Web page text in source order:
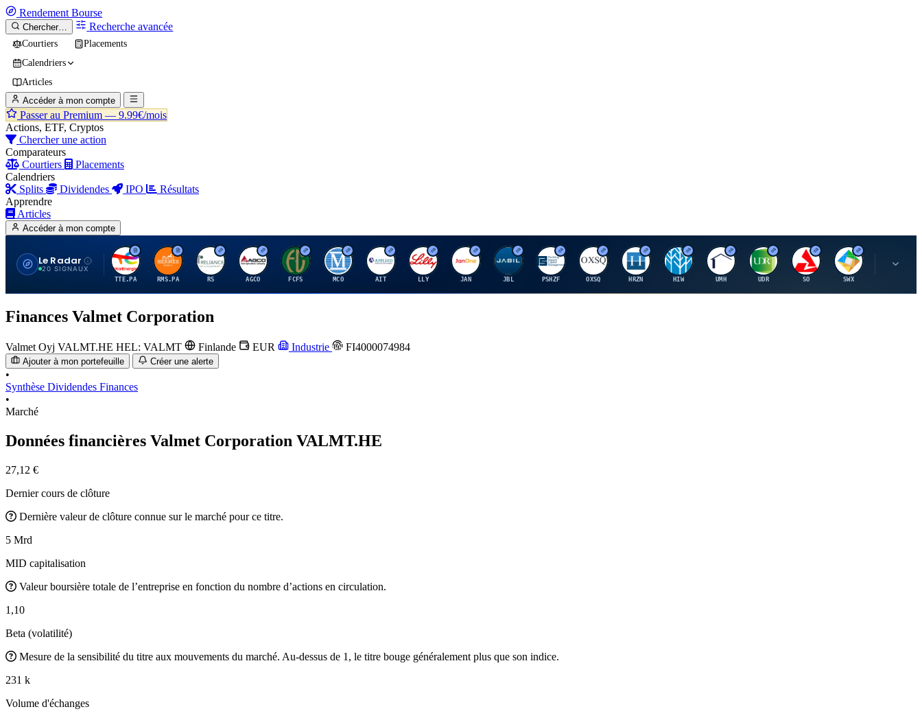
Rendement Bourse
Chercher… Recherche avancée
Courtiers
Placements
Calendriers
Articles
Accéder à mon compte
Passer au Premium — 9.99€/mois
Actions, ETF, Cryptos
Chercher une action
Comparateurs
Courtiers
Placements
Calendriers
Splits
Dividendes IPO
Résultats
Apprendre
Articles
Accéder à mon compte
Le Radar
20 SIGNAUX
T
TTE.PA
H
RMS.PA
R
RS
A
AGCO
F
FCFS
M
MCO
A
AIT
E
LLY
J
JAN
J
JBL
P
PSHZF
O
OXSQ
H
HRZN
H
HIW
U
UMH
U
UDR
S
SO
S
SWX
S
Finances Valmet Corporation
Valmet Oyj VALMT.HE HEL: VALMT Finlande EUR Industrie FI4000074984
Ajouter à mon portefeuille Créer une alerte
•
Synthèse Dividendes Finances
•
Marché
Données financières Valmet Corporation VALMT.HE
27,12 €
Dernier cours de clôture
Dernière valeur de clôture connue sur le marché pour ce titre.
5 Mrd
MID capitalisation
Valeur boursière totale de l’entreprise en fonction du nombre d’actions en circulation.
1,10
Beta (volatilité)
Mesure de la sensibilité du titre aux mouvements du marché. Au-dessus de 1, le titre bouge généralement plus que son indice.
231 k
Volume d'échanges